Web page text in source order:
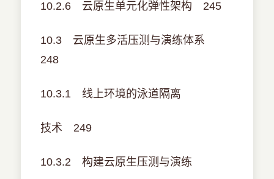
10.2.6 云原生单元化弹性架构 245
10.3 云原生多活压测与演练体系
248
10.3.1 线上环境的泳道隔离
技术 249
10.3.2 构建云原生压测与演练